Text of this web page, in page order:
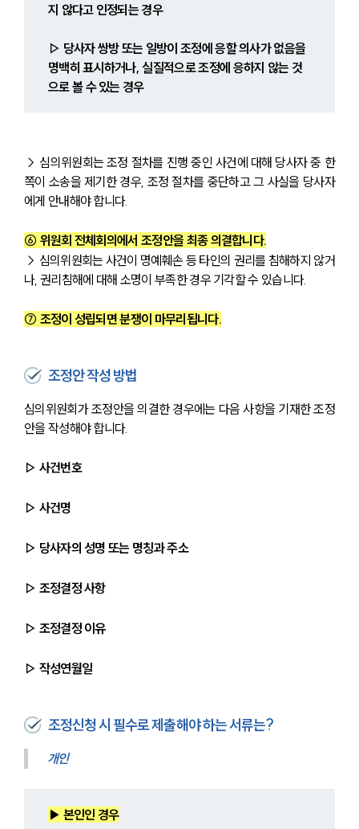
지 않다고 인정되는 경우
▷ 당사자 쌍방 또는 일방이 조정에 응할 의사가 없음을
명백히 표시하거나, 실질적으로 조정에 응하지 않는 것
으로 볼 수 있는 경우
→ 심의위원회는 조정 절차를 진행 중인 사건에 대해 당사자 중 한
쪽이 소송을 제기한 경우, 조정 절차를 중단하고 그 사실을 당사자
에게 안내해야 합니다.
⑥ 위원회 전체회의에서 조정안을 최종 의결합니다.
→ 심의위원회는 사건이 명예훼손 등 타인의 권리를 침해하지 않거
나, 권리침해에 대해 소명이 부족한 경우 기각할 수 있습니다.
⑦ 조정이 성립되면 분쟁이 마무리됩니다.
조정안 작성 방법
심의위원회가 조정안을 의결한 경우에는 다음 사항을 기재한 조정
안을 작성해야 합니다.
▷ 사건번호
▷ 사건명
▷ 당사자의 성명 또는 명칭과 주소
▷ 조정결정 사항
▷ 조정결정 이유
▷ 작성연월일
조정신청 시 필수로 제출해야 하는 서류는?
개인
▶ 본인인 경우